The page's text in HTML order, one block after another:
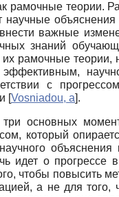
рамочные теории.
объяснения
важные
знаний
их рамочные
с
[Vosniadou, а].
основных
который
идет о прогрессе
чтобы повысить
а не для того,